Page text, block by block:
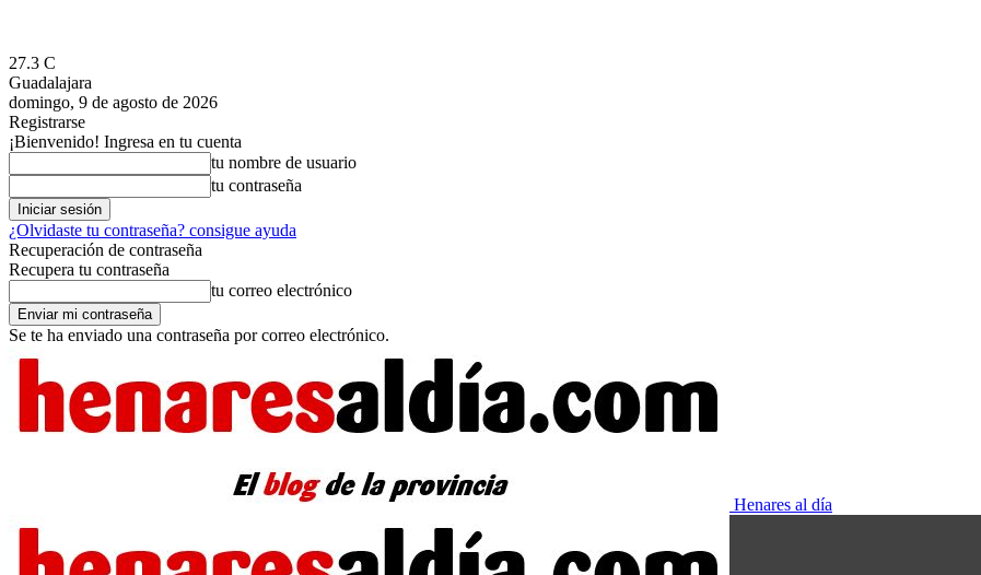
27.3 C
Guadalajara
domingo, 9 de agosto de 2026
Registrarse
¡Bienvenido! Ingresa en tu cuenta
tu nombre de usuario
tu contraseña
¿Olvidaste tu contraseña? consigue ayuda
Recuperación de contraseña
Recupera tu contraseña
tu correo electrónico
Se te ha enviado una contraseña por correo electrónico.
Henares al día